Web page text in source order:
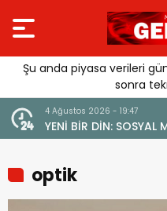
Şu anda piyasa verileri
sonra
4 Ağustos 2026 - 19:47
YENİ BİR DİN: SOSYAL
optik